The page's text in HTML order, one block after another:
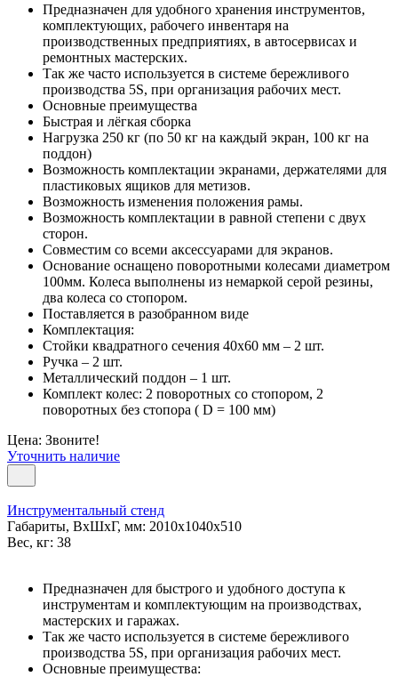
Предназначен для удобного хранения инструментов,
комплектующих, рабочего инвентаря на
производственных предприятиях, в автосервисах и
ремонтных мастерских.
Так же часто используется в системе бережливого
производства 5S, при организация рабочих мест.
Основные преимущества
Быстрая и лёгкая сборка
Нагрузка 250 кг (по 50 кг на каждый экран, 100 кг на
поддон)
Возможность комплектации экранами, держателями для
пластиковых ящиков для метизов.
Возможность изменения положения рамы.
Возможность комплектации в равной степени с двух
сторон.
Совместим со всеми аксессуарами для экранов.
Основание оснащено поворотными колесами диаметром
100мм. Колеса выполнены из немаркой серой резины,
два колеса со стопором.
Поставляется в разобранном виде
Комплектация:
Стойки квадратного сечения 40х60 мм – 2 шт.
Ручка – 2 шт.
Металлический поддон – 1 шт.
Комплект колес: 2 поворотных со стопором, 2
поворотных без стопора ( D = 100 мм)
Цена: Звоните!
Уточнить наличие
Инструментальный стенд
Габариты, ВxШxГ, мм: 2010x1040x510
Вес, кг: 38
Предназначен для быстрого и удобного доступа к
инструментам и комплектующим на производствах,
мастерских и гаражах.
Так же часто используется в системе бережливого
производства 5S, при организация рабочих мест.
Основные преимущества: